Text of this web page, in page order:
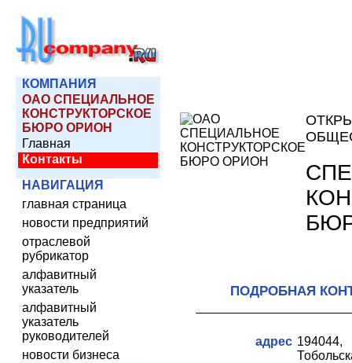
КОМПАНИЯ
ОАО СПЕЦИАЛЬНОЕ
КОНСТРУКТОРСКОЕ
БЮРО ОРИОН
Главная
Контакты
НАВИГАЦИЯ
главная страница
новости предприятий
отраслевой
рубрикатор
алфавитный
указатель
алфавитный
указатель
руководителей
новости бизнеса
ПОДРОБНАЯ
адрес